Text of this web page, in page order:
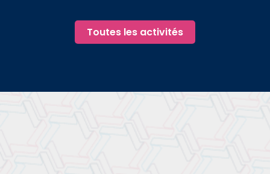
Toutes les activités